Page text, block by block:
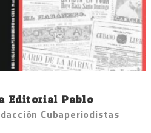
Editorial Pablo
Cubaperiodistas